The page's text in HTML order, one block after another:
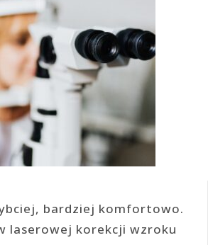
bardziej komfortowo.
laserowej korekcji wzroku